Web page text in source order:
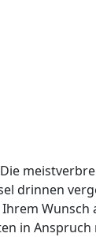
drinnen
in